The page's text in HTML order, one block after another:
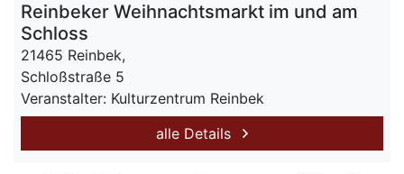
Reinbeker Weihnachtsmarkt im und am
Schloss
21465 Reinbek,
Schloßstraße 5
Veranstalter: Kulturzentrum Reinbek
alle Details